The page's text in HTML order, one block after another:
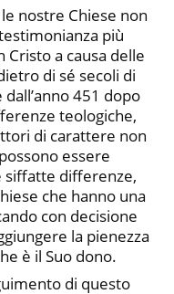
nostre Chiese non
più
a causa delle
di sé secoli di
451 dopo
teologiche,
di carattere non
essere
siffatte differenze,
che hanno una
con decisione
la pienezza
è il Suo dono.
di questo